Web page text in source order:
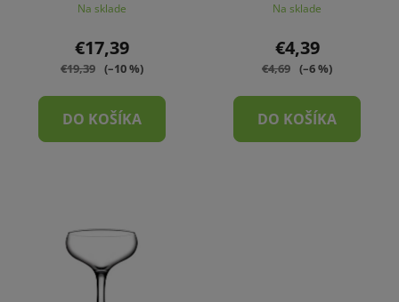
Na sklade
€17,39
€19,39 (–10 %)
DO KOŠÍKA
Na sklade
€4,39
€4,69 (–6 %)
DO KOŠÍKA